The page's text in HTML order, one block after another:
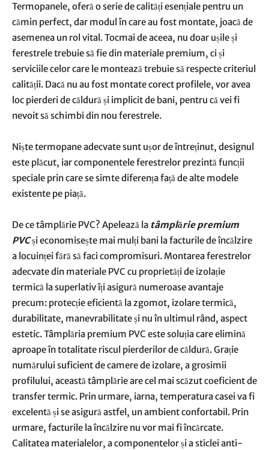
Termopanele, oferă o serie de calități esențiale pentru un
cămin perfect, dar modul în care au fost montate, joacă de
asemenea un rol vital. Tocmai de aceea, nu doar ușile și
ferestrele trebuie să fie din materiale premium, ci și
serviciile celor care le montează trebuie să respecte criteriul
calității. Dacă nu au fost montate corect profilele, vor avea
loc pierderi de căldură și implicit de bani, pentru că vei fi
nevoit să schimbi din nou ferestrele.
Niște termopane adecvate sunt ușor de întreținut, designul
este plăcut, iar componentele ferestrelor prezintă funcții
speciale prin care se simte diferența față de alte modele
existente pe piață.
De ce tâmplărie PVC? Apelează la tâmplărie premium
PVCși economisește mai mulți bani la facturile de încălzire
a locuinței fără să faci compromisuri. Montarea ferestrelor
adecvate din materiale PVC cu proprietăți de izolație
termică la superlativ îți asigură numeroase avantaje
precum: protecție eficientă la zgomot, izolare termică,
durabilitate, manevrabilitate și nu în ultimul rând, aspect
estetic. Tâmplăria premium PVC este soluția care elimină
aproape în totalitate riscul pierderilor de căldură. Grație
numărului suficient de camere de izolare, a grosimii
profilului, această tâmplărie are cel mai scăzut coeficient de
transfer termic. Prin urmare, iarna, temperatura casei va fi
excelentă și se asigură astfel, un ambient confortabil. Prin
urmare, facturile la încălzire nu vor mai fi încărcate.
Calitatea materialelor, a componentelor și a sticlei anti-